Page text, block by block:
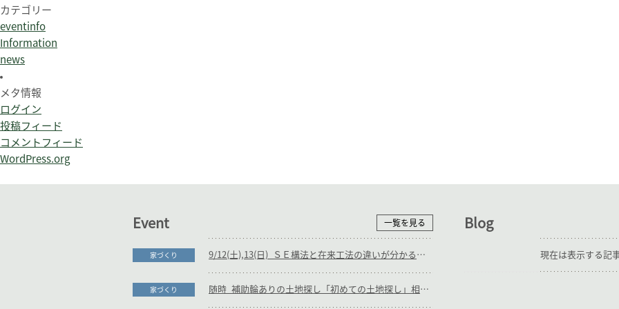
カテゴリー
eventinfo
Information
news
メタ情報
ログイン
投稿フィード
コメントフィード
WordPress.org
Event 一覧を見る
家づくり 9/12(土),13(日)_ＳＥ構法と在来工法の違いが分かる 施工中見学会
家づくり 随時_補助輪ありの土地探し「初めての土地探し」相談会【3組様限定】
Blog
現在は表示する記